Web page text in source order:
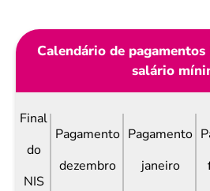
Calendário de pagamentos
salário
Final
do
NIS
Pagamento
dezembro
Pagamento
janeiro